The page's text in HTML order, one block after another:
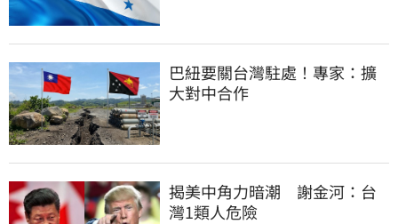
巴紐要關台灣駐處！專家：擴
大對中合作
揭美中角力暗潮　謝金河：台
灣1類人危險